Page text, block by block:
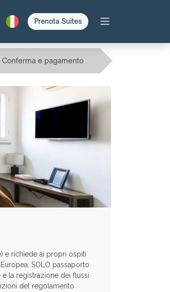
Prenota Suites
Conferma e pagamento
e richiede ai propri ospiti
SOLO passaporto
la registrazione dei flussi
del regolamento